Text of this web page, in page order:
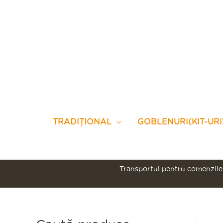
TRADIȚIONAL GOBLENURI(KIT-
Transportul pentru